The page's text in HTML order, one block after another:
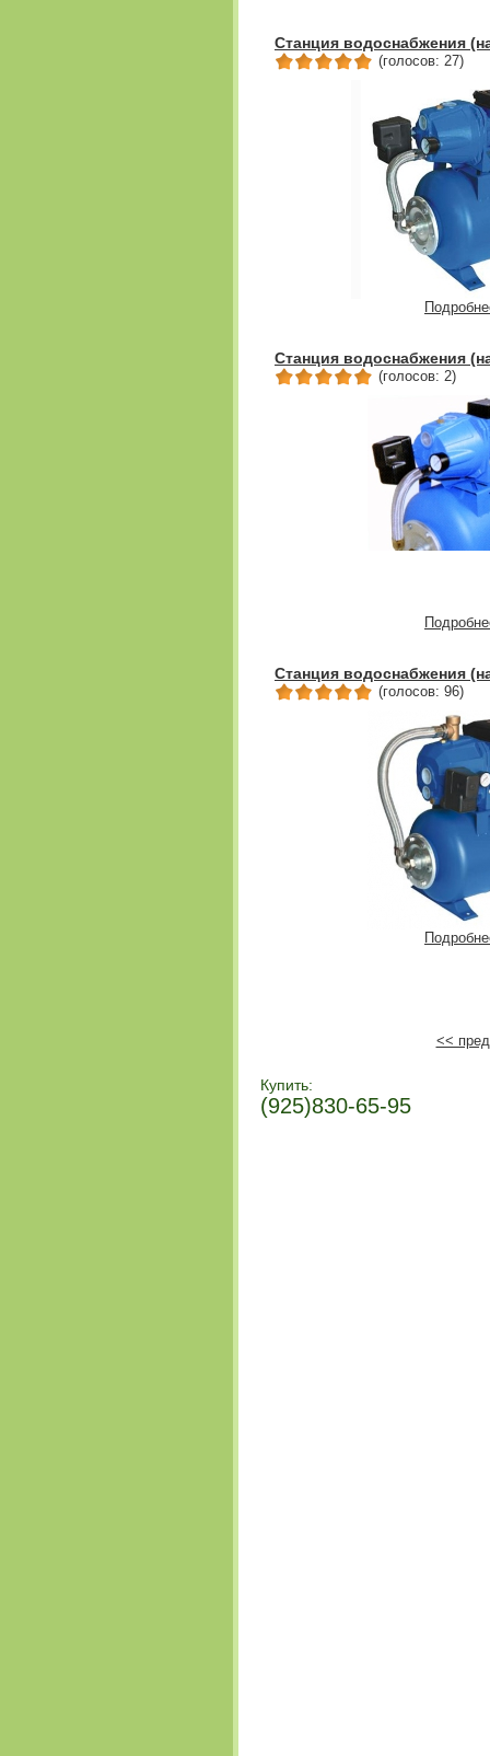
Станция водоснабжения
(голосов: 27)
Станция водоснабжения
(голосов: 2)
Станция водоснабжения
(голосов: 96)
<< пред
Купить:
(925)830-65-95